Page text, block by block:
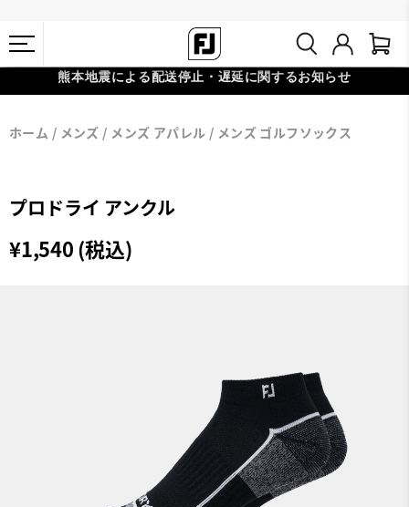
熊本地震による配送停止・遅延に関するお知らせ
#1 SHOE IN GOLF #1 GLOVE IN GOLF
11,000円
ホーム メンズ メンズ アパレル メンズ ゴルフソックス
プロドライ アンクル
¥1,540 (税込)